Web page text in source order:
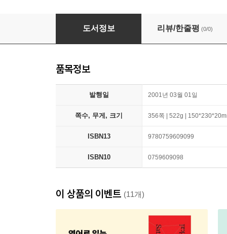
A.I.: Artificial Intelligence
도서정보 리뷰/한줄평 (0/0)
품목정보
발행일 2001년 03월 01일
쪽수, 무게, 크기 356쪽 | 522g |
ISBN13 9780759609099
ISBN10 0759609098
이 상품의 이벤트 (11개)